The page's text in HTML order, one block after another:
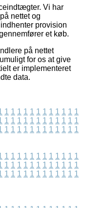
Vi har
nettet og
provision
et køb.
på nettet
for os at give
er implementeret
data.
1 1 1 1 1 1 1 1 1 1 1 1
1 1 1 1 1 1 1 1 1 1 1 1
1 1 1 1 1 1 1 1 1 1 1 1
1 1 1 1 1 1 1 1 1 1 1 1
1 1 1 1 1 1 1 1 1 1 1 1
1 1 1 1 1 1 1 1 1 1 1 1